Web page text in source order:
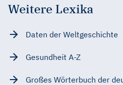
Weitere Lexika
Daten der Weltgeschichte
Gesundheit A-Z
Großes Wörterbuch der